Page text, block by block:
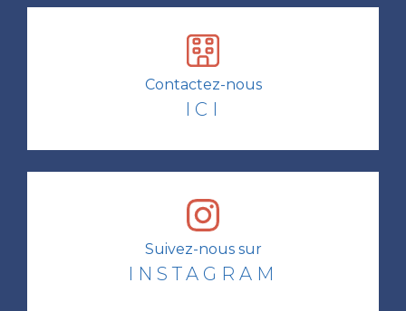
Contactez-nous
ICI
Suivez-nous sur
INSTAGRAM